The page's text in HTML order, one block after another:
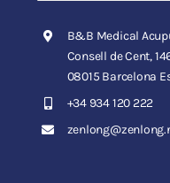
B&B Medical
Consell de Cent,
08015 Barcelona
+34 934 120 222